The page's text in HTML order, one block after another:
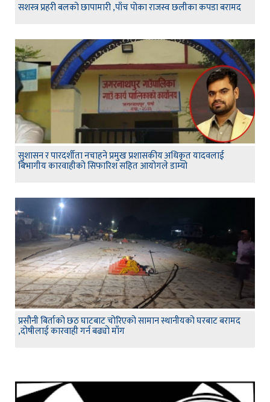
सशस्त्र प्रहरी बलको छापामारी ,पाँच पोका राजस्व छलीका कपडा बरामद
सुशासन र पारदर्शीता नचाहने प्रमुख प्रशासकीय अधिकृत यादवलाई
बिभागीय कारवाहीको सिफारिश सहित आयोगले डाम्यो
प्रसौनी बिर्ताको छठ घाटबाट चोरिएको सामान स्थानीयको घरबाट बरामद
,दोषीलाई कारवाही गर्न बढ्यो माँग